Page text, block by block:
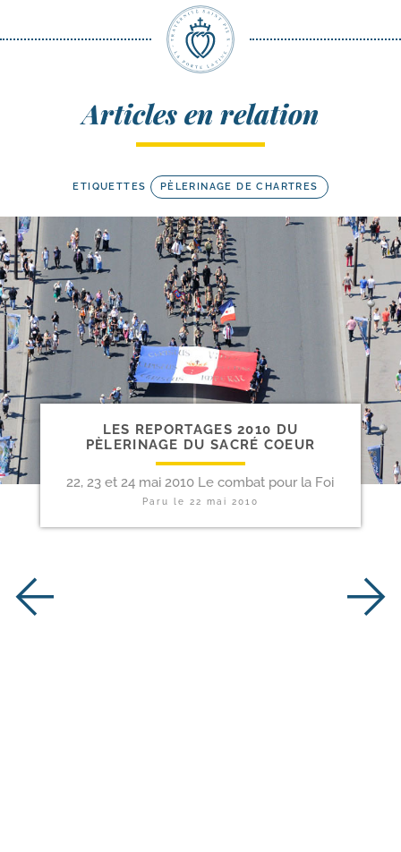
Articles en relation
ETIQUETTES PÈLERINAGE DE CHARTRES
LES REPORTAGES 2010 DU
PÈLERINAGE DU SACRÉ COEUR
22, 23 et 24 mai 2010 Le combat pour la Foi
Paru le 22 mai 2010